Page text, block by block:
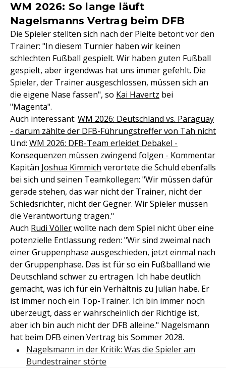
WM 2026: So lange läuft
Nagelsmanns Vertrag beim DFB
Die Spieler stellten sich nach der Pleite betont vor den
Trainer: "In diesem Turnier haben wir keinen
schlechten Fußball gespielt. Wir haben guten Fußball
gespielt, aber irgendwas hat uns immer gefehlt. Die
Spieler, der Trainer ausgeschlossen, müssen sich an
die eigene Nase fassen", so Kai Havertz bei
"Magenta".
Auch interessant: WM 2026: Deutschland vs. Paraguay
- darum zählte der DFB-Führungstreffer von Tah nicht
Und: WM 2026: DFB-Team erleidet Debakel -
Konsequenzen müssen zwingend folgen - Kommentar
Kapitän Joshua Kimmich verortete die Schuld ebenfalls
bei sich und seinen Teamkollegen: "Wir müssen dafür
gerade stehen, das war nicht der Trainer, nicht der
Schiedsrichter, nicht der Gegner. Wir Spieler müssen
die Verantwortung tragen."
Auch Rudi Völlerwollte nach dem Spiel nicht über eine
potenzielle Entlassung reden: "Wir sind zweimal nach
einer Gruppenphase ausgeschieden, jetzt einmal nach
der Gruppenphase. Das ist für so ein Fußballland wie
Deutschland schwer zu ertragen. Ich habe deutlich
gemacht, was ich für ein Verhältnis zu Julian habe. Er
ist immer noch ein Top-Trainer. Ich bin immer noch
überzeugt, dass er wahrscheinlich der Richtige ist,
aber ich bin auch nicht der DFB alleine." Nagelsmann
hat beim DFB einen Vertrag bis Sommer 2028.
Nagelsmann in der Kritik: Was die Spieler am
Bundestrainer störte